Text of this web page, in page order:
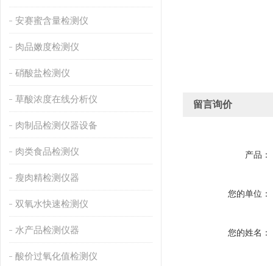
安赛蜜含量检测仪
肉品嫩度检测仪
硝酸盐检测仪
草酸浓度在线分析仪
肉制品检测仪器设备
肉类食品检测仪
瘦肉精检测仪器
双氧水快速检测仪
水产品检测仪器
酸价过氧化值检测仪
留言询价
产品：
您的单位：
您的姓名：